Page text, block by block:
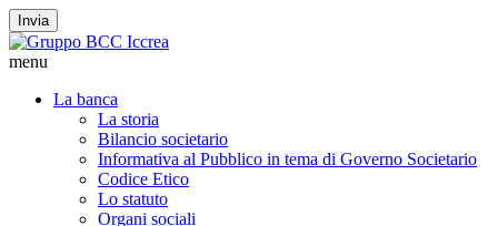
Invia
menu
La banca
La storia
Bilancio societario
Informativa al Pubblico in tema di Governo Societario
Codice Etico
Lo statuto
Organi sociali